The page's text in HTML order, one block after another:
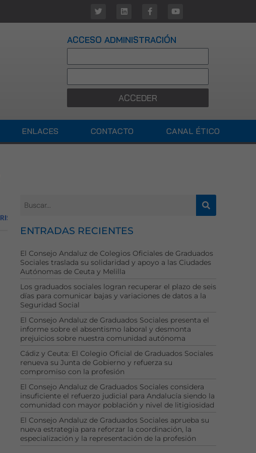
ACCESO ADMINISTRACIÓN
ACCEDER
ENLACES CONTACTO CANAL ÉTICO
ENTRADAS RECIENTES
El Consejo Andaluz de Colegios Oficiales de Graduados
Sociales traslada su solidaridad y apoyo a las Ciudades
Autónomas de Ceuta y Melilla
Los graduados sociales logran recuperar el plazo de seis
días para comunicar bajas y variaciones de datos a la
Seguridad Social
El Consejo Andaluz de Graduados Sociales presenta el
informe sobre el absentismo laboral y desmonta
prejuicios sobre nuestra comunidad autónoma
Cádiz y Ceuta: El Colegio Oficial de Graduados Sociales
renueva su Junta de Gobierno y refuerza su
compromiso con la profesión
El Consejo Andaluz de Graduados Sociales considera
insuficiente el refuerzo judicial para Andalucía siendo la
comunidad con mayor población y nivel de litigiosidad
El Consejo Andaluz de Graduados Sociales aprueba su
nueva estrategia para reforzar la coordinación, la
especialización y la representación de la profesión